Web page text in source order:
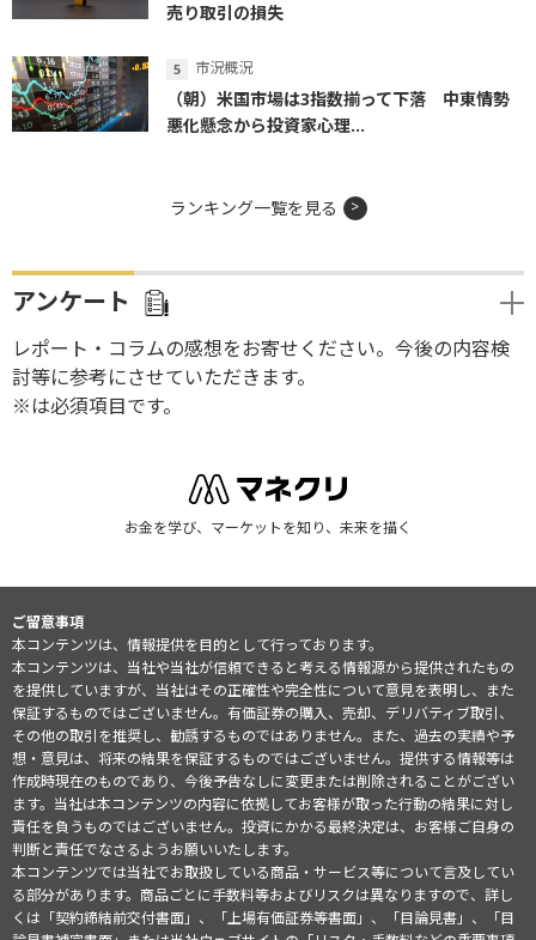
売り取引の損失
市況概況
（朝）米国市場は3指数揃って下落 中東情勢
悪化懸念から投資家心理...
ランキング一覧を見る
アンケート
レポート・コラムの感想をお寄せください。今後の内容検
討等に参考にさせていただきます。
※は必須項目です。
お金を学び、マーケットを知り、未来を描く
ご留意事項
本コンテンツは、情報提供を目的として行っております。
本コンテンツは、当社や当社が信頼できると考える情報源から提供されたもの
を提供していますが、当社はその正確性や完全性について意見を表明し、また
保証するものではございません。有価証券の購入、売却、デリバティブ取引、
その他の取引を推奨し、勧誘するものではありません。また、過去の実績や予
想・意見は、将来の結果を保証するものではございません。提供する情報等は
作成時現在のものであり、今後予告なしに変更または削除されることがござい
ます。当社は本コンテンツの内容に依拠してお客様が取った行動の結果に対し
責任を負うものではございません。投資にかかる最終決定は、お客様ご自身の
判断と責任でなさるようお願いいたします。
本コンテンツでは当社でお取扱している商品・サービス等について言及してい
る部分があります。商品ごとに手数料等およびリスクは異なりますので、詳し
くは「契約締結前交付書面」、「上場有価証券等書面」、「目論見書」、「目